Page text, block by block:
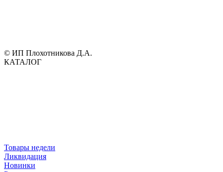
© ИП Плохотникова Д.А.
КАТАЛОГ
Товары недели
Ликвидация
Новинки